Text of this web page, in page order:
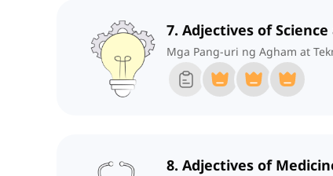
7. Adjectives of
Mga Pang-uri ng Agham at
8. Adjectives of